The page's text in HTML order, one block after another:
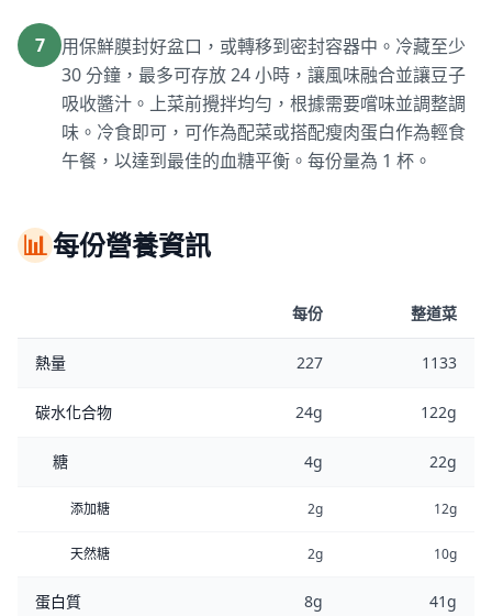
7
用保鮮膜封好盆口，或轉移到密封容器中。冷藏至少
30 分鐘，最多可存放 24 小時，讓風味融合並讓豆子
吸收醬汁。上菜前攪拌均勻，根據需要嚐味並調整調
味。冷食即可，可作為配菜或搭配瘦肉蛋白作為輕食
午餐，以達到最佳的血糖平衡。每份量為 1 杯。
📊每份營養資訊
每份 整道菜
熱量 227 1133
碳水化合物 24g 122g
糖 4g 22g
添加糖 2g 12g
天然糖 2g 10g
蛋白質 8g 41g